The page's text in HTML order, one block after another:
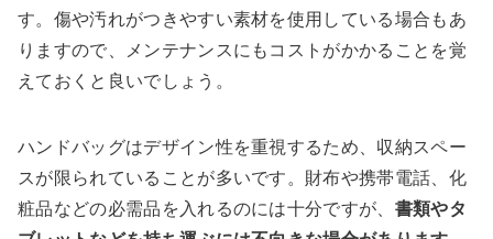
す。傷や汚れがつきやすい素材を使用している場合もあ
りますので、メンテナンスにもコストがかかることを覚
えておくと良いでしょう。
ハンドバッグはデザイン性を重視するため、収納スペー
スが限られていることが多いです。財布や携帯電話、化
粧品などの必需品を入れるのには十分ですが、 書類やタ